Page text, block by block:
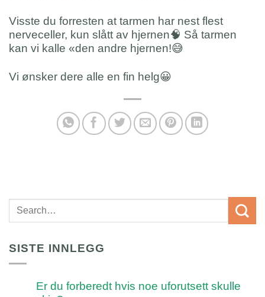
Visste du forresten at tarmen har nest flest
nerveceller, kun slått av hjernen🧠 Så tarmen
kan vi kalle «den andre hjernen!😅
Vi ønsker dere alle en fin helg😀
SISTE INNLEGG
Er du forberedt hvis noe uforutsett skulle